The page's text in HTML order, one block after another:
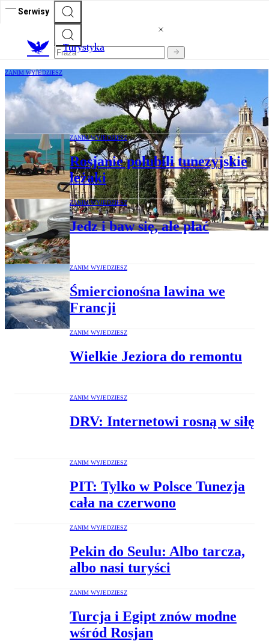
Serwisy
Turystyka
ZANIM WYJEDZIESZ
Włochy kuszą bogaczy podatkiem
liniowym
ZANIM WYJEDZIESZ
Rosjanie polubili tunezyjskie
leżaki
ZANIM WYJEDZIESZ
Jedz i baw się, ale płać
ZANIM WYJEDZIESZ
Śmiercionośna lawina we
Francji
ZANIM WYJEDZIESZ
Wielkie Jeziora do remontu
ZANIM WYJEDZIESZ
DRV: Internetowi rosną w siłę
ZANIM WYJEDZIESZ
PIT: Tylko w Polsce Tunezja
cała na czerwono
ZANIM WYJEDZIESZ
Pekin do Seulu: Albo tarcza,
albo nasi turyści
ZANIM WYJEDZIESZ
Turcja i Egipt znów modne
wśród Rosjan